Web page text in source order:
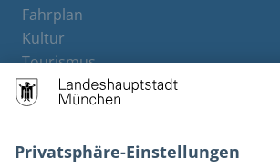
Fahrplan
Kultur
Tourismus
M-Strom
Bürgerservice